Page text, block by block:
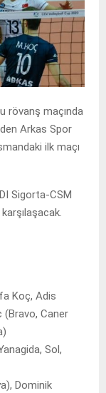
rövanş maçında
Arkas Spor
ilk maçı
Sigorta-CSM
Koç, Adis
(Bravo, Caner
Sol,
Dominik